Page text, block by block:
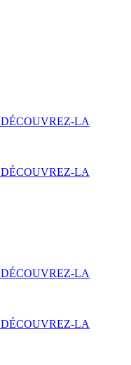
DÉCOUVREZ-LA
DÉCOUVREZ-LA
DÉCOUVREZ-LA
DÉCOUVREZ-LA